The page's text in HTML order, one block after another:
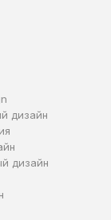
дизайн
дизайн